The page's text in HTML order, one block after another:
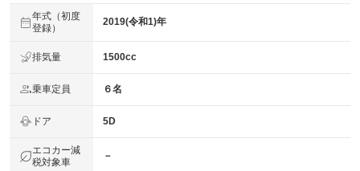
年式（初度
登録）
2019(令和1)年
排気量 1500cc
乗車定員 ６名
ドア 5D
エコカー減
税対象車
－